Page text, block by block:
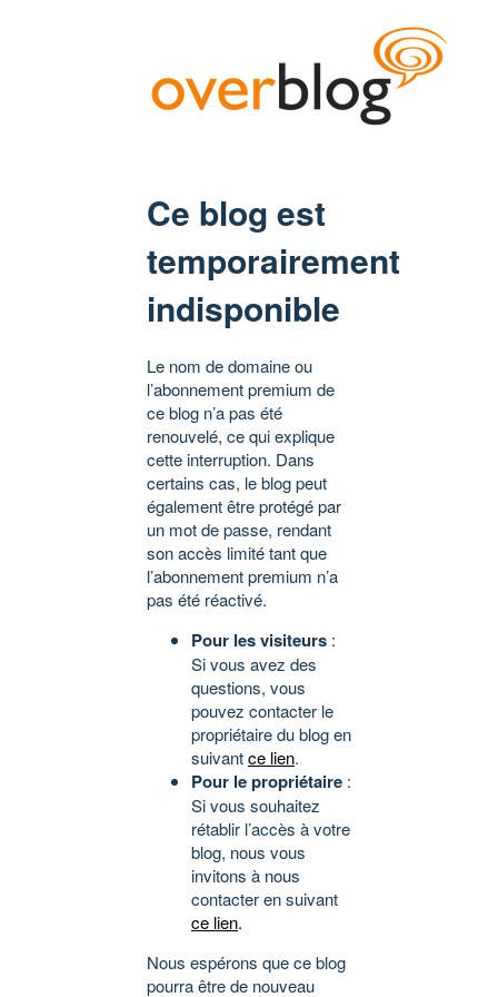
Ce blog est
temporairement
indisponible
Le nom de domaine ou
l’abonnement premium de
ce blog n’a pas été
renouvelé, ce qui explique
cette interruption. Dans
certains cas, le blog peut
également être protégé par
un mot de passe, rendant
son accès limité tant que
l’abonnement premium n’a
pas été réactivé.
Pour les visiteurs :
Si vous avez des
questions, vous
pouvez contacter le
propriétaire du blog en
suivantce lien.
Pour le propriétaire :
Si vous souhaitez
rétablir l’accès à votre
blog, nous vous
invitons à nous
contacter en suivant
ce lien.
Nous espérons que ce blog
pourra être de nouveau